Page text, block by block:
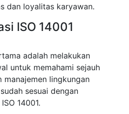
dan loyalitas karyawan.
ISO 14001
adalah melakukan
untuk memahami sejauh
manajemen lingkungan
sesuai dengan
14001.